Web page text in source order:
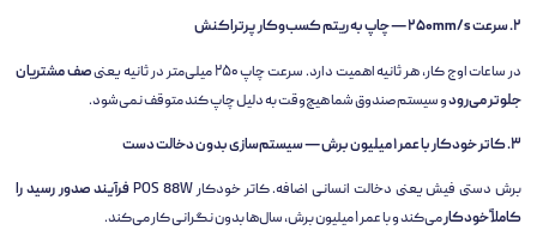
۲. سرعت ۲۵۰mm/s — چاپ به ریتم کسب‌وکار پرتراکنش
در ساعات اوج کار، هر ثانیه اهمیت دارد. سرعت چاپ ۲۵۰ میلی‌متر در ثانیه یعنی
صف مشتریان
جلوتر می‌رودو سیستم صندوق شما هیچ‌وقت به دلیل چاپ کند متوقف نمی‌شود.
۳. کاتر خودکار با عمر ۱ میلیون برش — سیستم‌سازی بدون دخالت دست
برش دستی فیش یعنی دخالت انسانی اضافه. کاتر خودکار POS 88W
فرآیند صدور رسید را
کاملاً خودکارمی‌کند و با عمر ۱ میلیون برش، سال‌ها بدون نگرانی کار می‌کند.